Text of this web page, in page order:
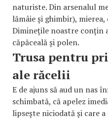
naturiste. Din arsenalul
lămâie și ghimbir),
Diminețile noastre conțin
căpăceală și polen.
Trusa pentru
ale răcelii
E de ajuns să aud un nas
schimbată, că apelez
lipsește niciodată și care